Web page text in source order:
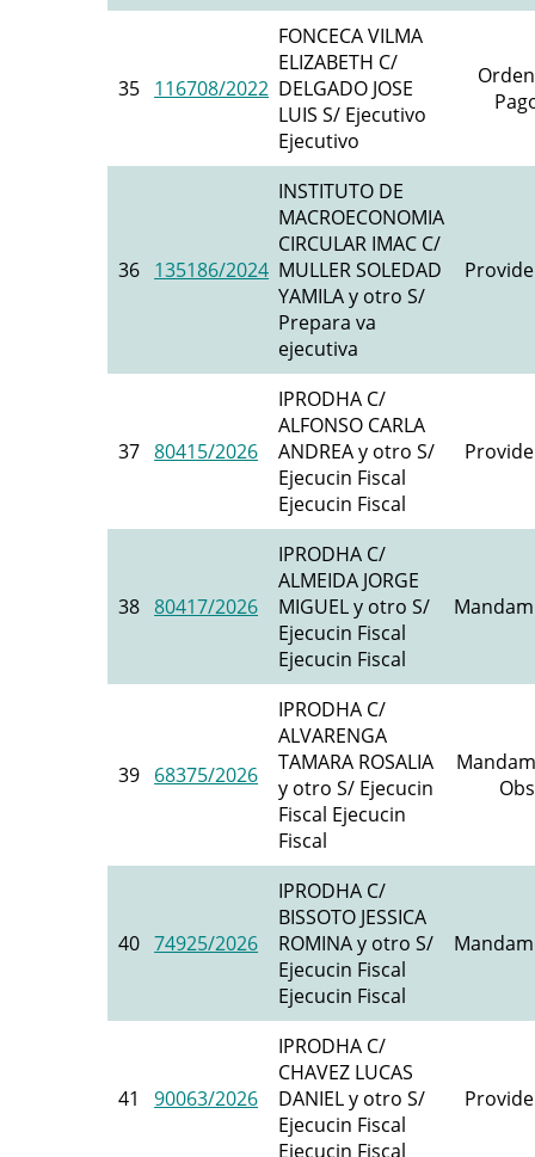
35 116708/2022
FONCECA VILMA
ELIZABETH C/
DELGADO JOSE
LUIS S/ Ejecutivo
Ejecutivo
36 135186/2024
INSTITUTO DE
MACROECONOMIA
CIRCULAR IMAC C/
MULLER SOLEDAD
YAMILA y otro S/
Prepara va
ejecutiva
37 80415/2026
IPRODHA C/
ALFONSO CARLA
ANDREA y otro S/
Ejecucin Fiscal
Ejecucin Fiscal
38 80417/2026
IPRODHA C/
ALMEIDA JORGE
MIGUEL y otro S/
Ejecucin Fiscal
Ejecucin Fiscal
39 68375/2026
IPRODHA C/
ALVARENGA
TAMARA ROSALIA
y otro S/ Ejecucin
Fiscal Ejecucin
Fiscal
40 74925/2026
IPRODHA C/
BISSOTO JESSICA
ROMINA y otro S/
Ejecucin Fiscal
Ejecucin Fiscal
41 90063/2026
IPRODHA C/
CHAVEZ LUCAS
DANIEL y otro S/
Ejecucin Fiscal
Ejecucin Fiscal